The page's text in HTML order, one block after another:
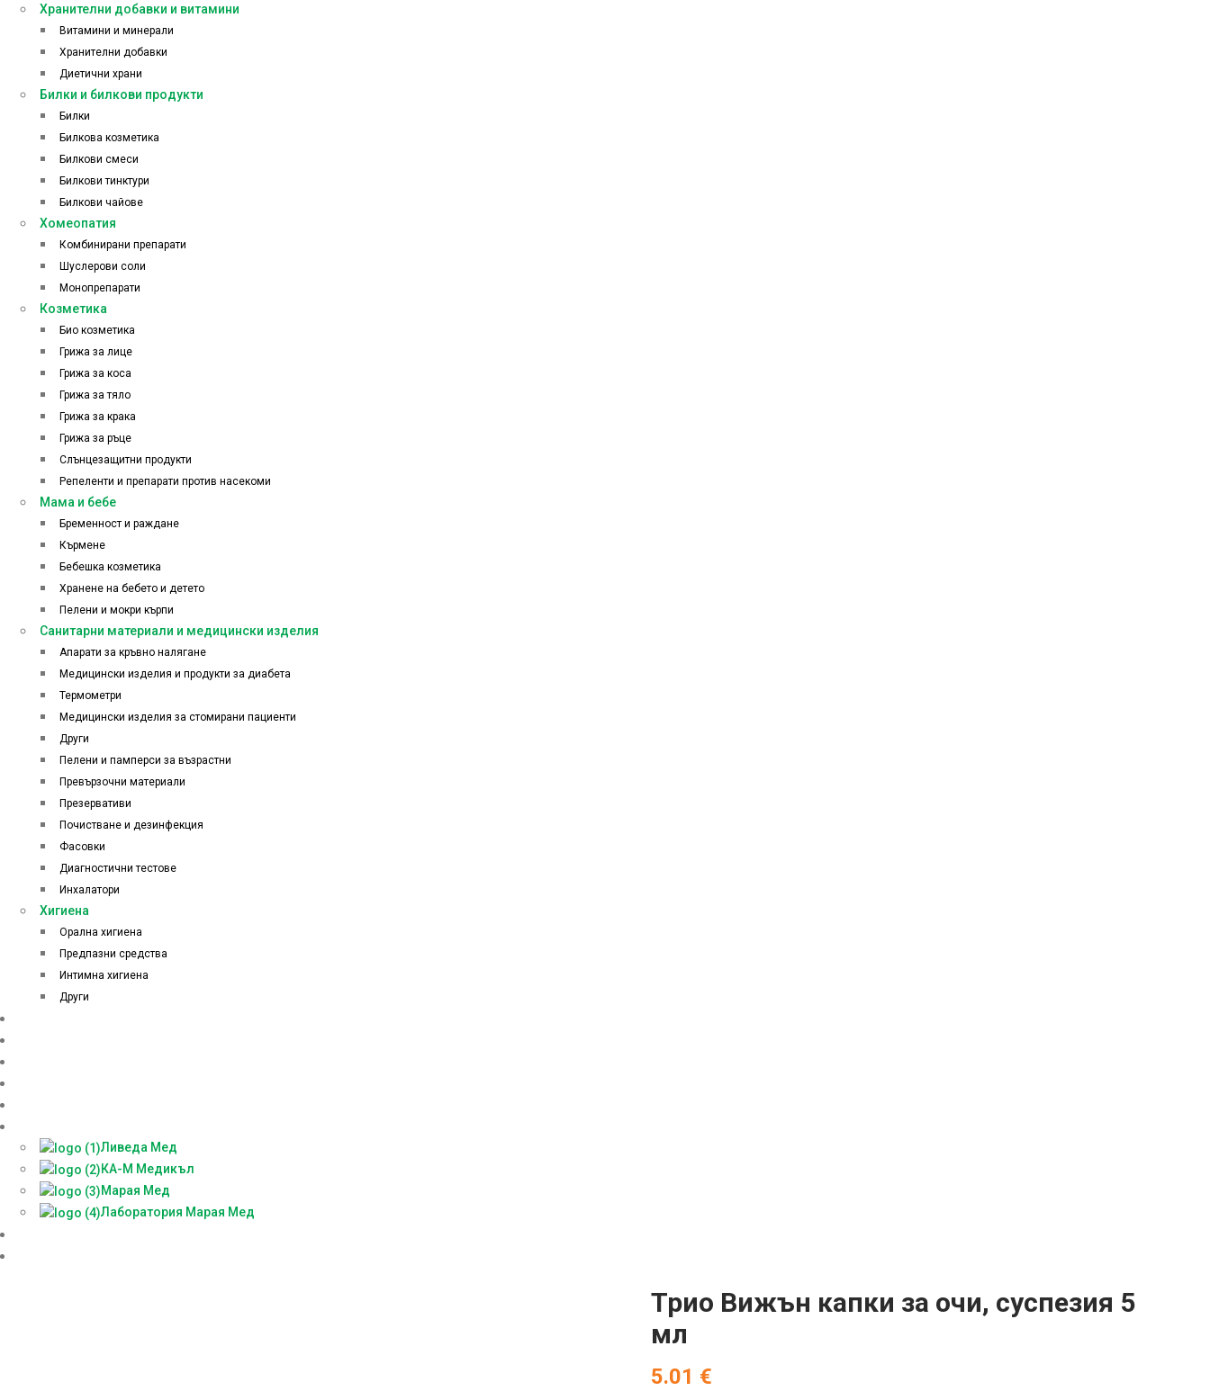
Хранителни добавки и витамини
Витамини и минерали
Хранителни добавки
Диетични храни
Билки и билкови продукти
Билки
Билкова козметика
Билкови смеси
Билкови тинктури
Билкови чайове
Хомеопатия
Комбинирани препарати
Шуслерови соли
Монопрепарати
Козметика
Био козметика
Грижа за лице
Грижа за коса
Грижа за тяло
Грижа за крака
Грижа за ръце
Слънцезащитни продукти
Репеленти и препарати против насекоми
Мама и бебе
Бременност и раждане
Кърмене
Бебешка козметика
Хранене на бебето и детето
Пелени и мокри кърпи
Санитарни материали и медицински изделия
Апарати за кръвно налягане
Медицински изделия и продукти за диабета
Термометри
Медицински изделия за стомирани пациенти
Други
Пелени и памперси за възрастни
Превързочни материали
Презервативи
Почистване и дезинфекция
Фасовки
Диагностични тестове
Инхалатори
Хигиена
Орална хигиена
Предпазни средства
Интимна хигиена
Други
Ливеда Мед
КА-М Медикъл
Марая Мед
Лаборатория Марая Мед
Трио Вижън капки за очи, суспезия 5
мл
5.01 €